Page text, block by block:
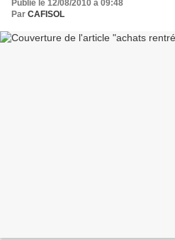
Publié le 12/08/2010 à 09:48
Par CAFISOL